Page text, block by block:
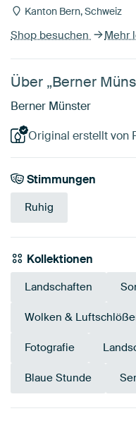
Kanton Bern, Schweiz
Shop besuchen Mehr
Über „Berner
Berner Münster
Original erstellt von
Stimmungen
Ruhig
Kollektionen
Landschaften
Wolken &
Fotografie
Blaue Stunde